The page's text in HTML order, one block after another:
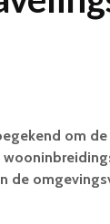
om
de